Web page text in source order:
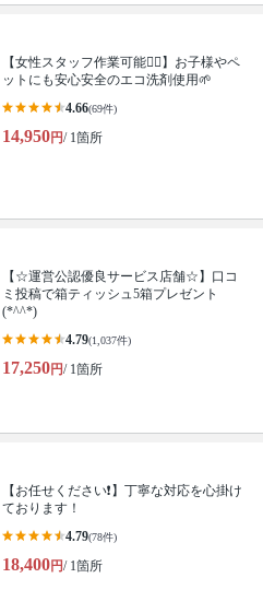
【女性スタッフ作業可能🙆‍♀️】お子様やペ
ットにも安心安全のエコ洗剤使用🌱
4.66(69件)
14,950円/ 1箇所
【☆運営公認優良サービス店舗☆】口コ
ミ投稿で箱ティッシュ5箱プレゼント
(*^^*)
4.79(1,037件)
17,250円/ 1箇所
【お任せください❗️】丁寧な対応を心掛け
ております！
4.79(78件)
18,400円/ 1箇所